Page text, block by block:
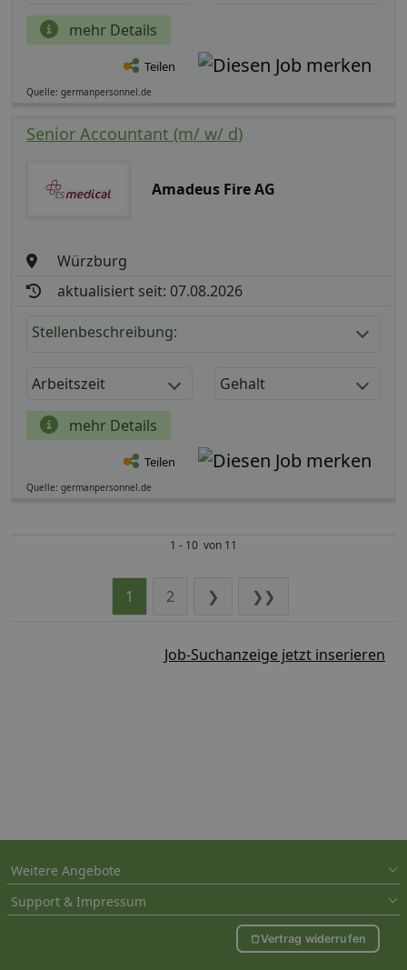
mehr Details
Teilen
Quelle: germanpersonnel.de
Senior Accountant (m/ w/ d)
Amadeus Fire AG
Würzburg
aktualisiert seit: 07.08.2026
Stellenbeschreibung:
Arbeitszeit Gehalt
mehr Details
Teilen
Quelle: germanpersonnel.de
1 - 10 von 11
1 2 ❯ ❯❯
Job-Suchanzeige jetzt inserieren
Weitere Angebote
Support & Impressum
Vertrag widerrufen